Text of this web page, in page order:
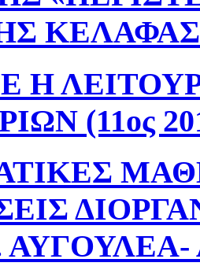
ΚΕΛΑΦΑΣ
Η
(11ος